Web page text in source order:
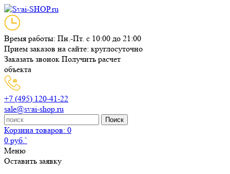
Время работы: Пн.-Пт. с 10:00 до 21:00
Прием заказов на сайте: круглосуточно
Заказать звонок Получить расчет
объекта
+7 (495) 120-41-22
sale@svai-shop.ru
Поиск
Корзина товаров: 0
0 руб.`
Меню
Оставить заявку